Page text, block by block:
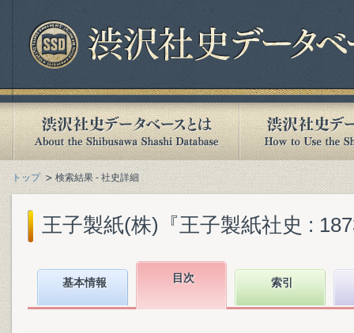
トップ 検索結果 - 社史詳細
王子製紙(株)『王子製紙社史 :
基本情報 目次 索引